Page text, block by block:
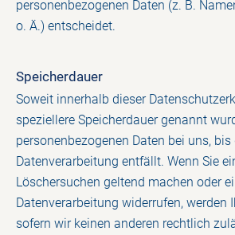
personenbezogenen Daten (z. B.
o. Ä.) entscheidet.
Speicherdauer
Soweit innerhalb dieser
speziellere Speicherdauer genannt
personenbezogenen Daten bei uns,
Datenverarbeitung entfällt. Wenn Sie
Löschersuchen geltend machen oder
Datenverarbeitung widerrufen, werden
sofern wir keinen anderen rechtlich